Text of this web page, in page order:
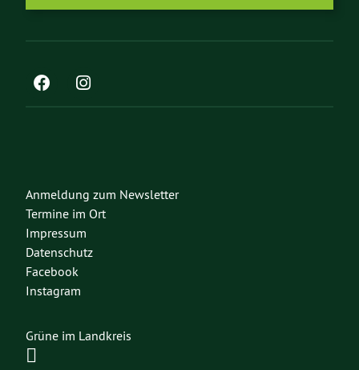
Anmeldung zum Newsletter
Termine im Ort
Impressum
Datenschutz
Facebook
Instagram
Grüne im Landkreis